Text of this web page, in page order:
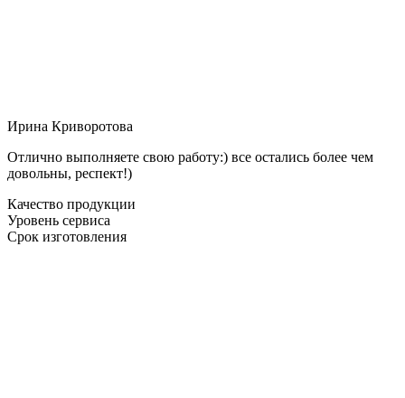
Ирина Криворотова
Отлично выполняете свою работу:) все остались более чем
довольны, респект!)
Качество продукции
Уровень сервиса
Срок изготовления